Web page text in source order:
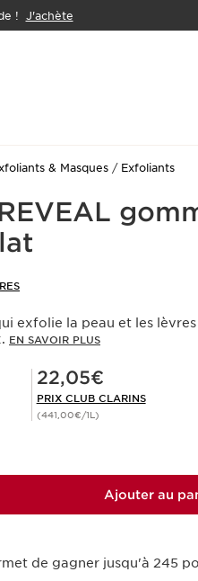
! J'achète
& Masques Exfoliants
exfolie la peau et les
EN SAVOIR PLUS
Prix Club Clarins 22,05€
22,05€
PRIX CLUB CLARINS
(441,00€/1L)
Ajouter au
de gagner jusqu'à 245